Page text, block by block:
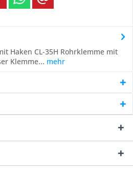
Haken CL-35H Rohrklemme mit
Klemme... mehr